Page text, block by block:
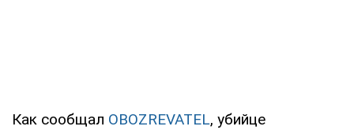
Как сообщал OBOZREVATEL, убийце